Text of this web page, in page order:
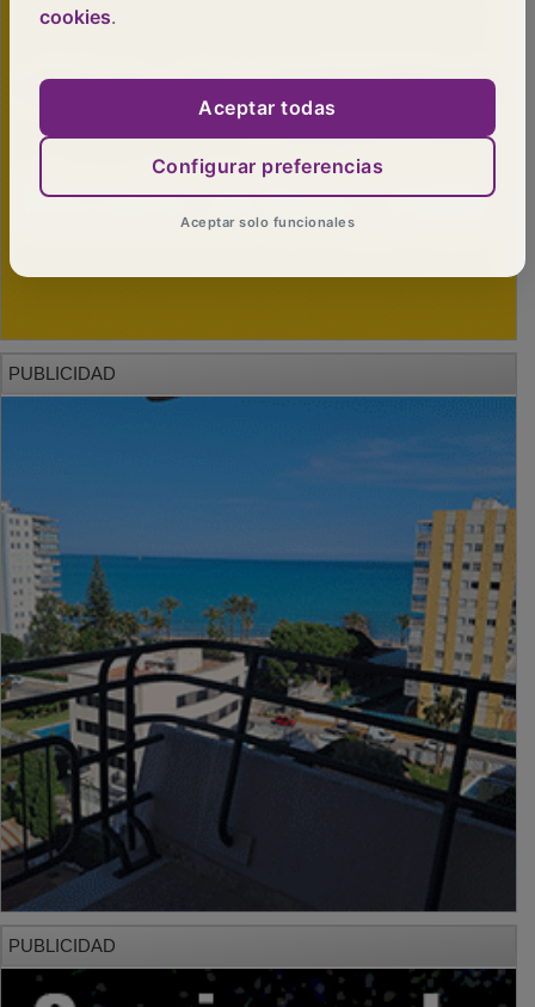
PUBLICIDAD
PUBLICIDAD
cookies.
Aceptar todas
Configurar preferencias
Aceptar solo funcionales